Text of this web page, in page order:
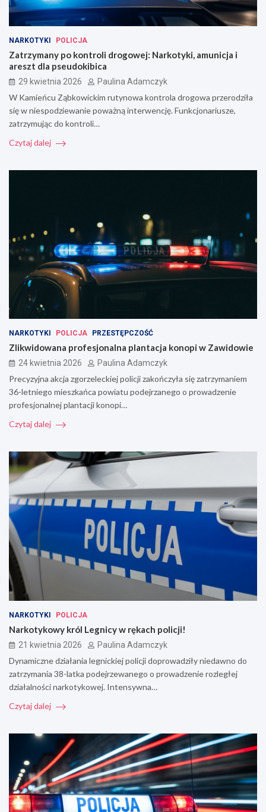
NARKOTYKI POLICJA
Zatrzymany po kontroli drogowej: Narkotyki, amunicja i
areszt dla pseudokibica
29 kwietnia 2026 Paulina Adamczyk
W Kamieńcu Ząbkowickim rutynowa kontrola drogowa przerodziła
się w niespodziewanie poważną interwencję. Funkcjonariusze,
zatrzymując do kontroli…
Czytaj dalej
NARKOTYKI POLICJA PRZESTĘPCZOŚĆ
Zlikwidowana profesjonalna plantacja konopi w Zawidowie
24 kwietnia 2026 Paulina Adamczyk
Precyzyjna akcja zgorzeleckiej policji zakończyła się zatrzymaniem
36-letniego mieszkańca powiatu podejrzanego o prowadzenie
profesjonalnej plantacji konopi…
Czytaj dalej
NARKOTYKI POLICJA
Narkotykowy król Legnicy w rękach policji!
21 kwietnia 2026 Paulina Adamczyk
Dynamiczne działania legnickiej policji doprowadziły niedawno do
zatrzymania 38-latka podejrzewanego o prowadzenie rozległej
działalności narkotykowej. Intensywna…
Czytaj dalej